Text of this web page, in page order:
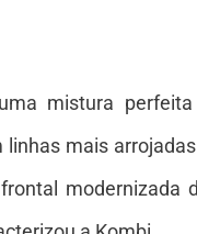
mistura
mais